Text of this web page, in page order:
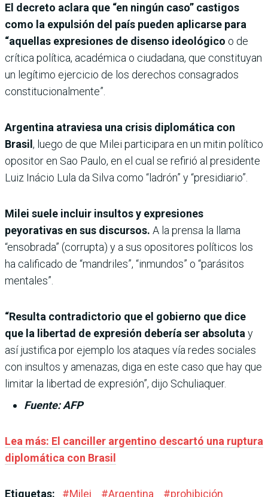
El decreto aclara que “en ningún caso” castigos
como la expulsión del país pueden aplicarse para
“aquellas expresiones de disenso ideológico o de
crítica política, académica o ciudadana, que constituyan
un legítimo ejercicio de los derechos consagrados
constitucionalmente”.
Argentina atraviesa una crisis diplomática con
Brasil, luego de que Milei participara en un mitin político
opositor en Sao Paulo, en el cual se refirió al presidente
Luiz Inácio Lula da Silva como “ladrón” y “presidiario”.
Milei suele incluir insultos y expresiones
peyorativas en sus discursos. A la prensa la llama
“ensobrada” (corrupta) y a sus opositores políticos los
ha calificado de “mandriles”, “inmundos” o “parásitos
mentales”.
“Resulta contradictorio que el gobierno que dice
que la libertad de expresión debería ser absoluta y
así justifica por ejemplo los ataques vía redes sociales
con insultos y amenazas, diga en este caso que hay que
limitar la libertad de expresión”, dijo Schuliaquer.
Fuente: AFP
Lea más: El canciller argentino descartó una ruptura
diplomática con Brasil
Etiquetas: #Milei #Argentina #prohibición